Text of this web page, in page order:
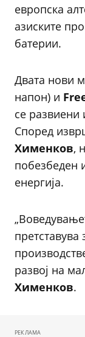
европска
азиските
батерии.
Двата нови
напон) и
се развиени
Според
Хименков,
побезбеден
енергија.
развој на
Хименков.
РЕКЛАМА